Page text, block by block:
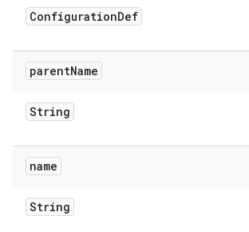
ConfigurationDef
parentName
String
name
String